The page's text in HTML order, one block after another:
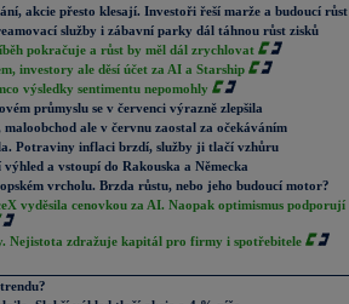
akcie přesto klesají. Investoři řeší marže a budoucí růst
služby i zábavní parky dál táhnou růst zisků
pokračuje a růst by měl dál zrychlovat
investory ale děsí účet za AI a Starship
výsledky sentimentu nepomohly
průmyslu se v červenci výrazně zlepšila
ale v červnu zaostal za očekáváním
Potraviny inflaci brzdí, služby ji tlačí vzhůru
a vstoupí do Rakouska a Německa
vrcholu. Brzda růstu, nebo jeho budoucí motor?
vyděsila cenovkou za AI. Naopak optimismus podporují
Nejistota zdražuje kapitál pro firmy i spotřebitele